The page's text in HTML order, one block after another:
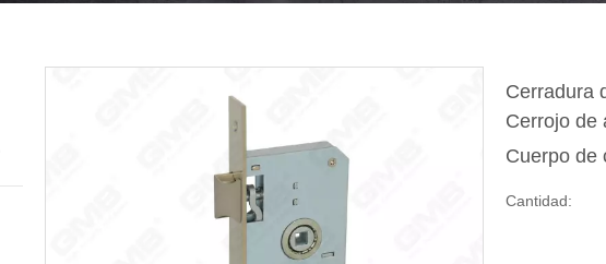
Diapositiva del rodamiento de bolas
Accesorio de hardware
Cerradura
Cerrojo de
Cuerpo de
Cantidad: